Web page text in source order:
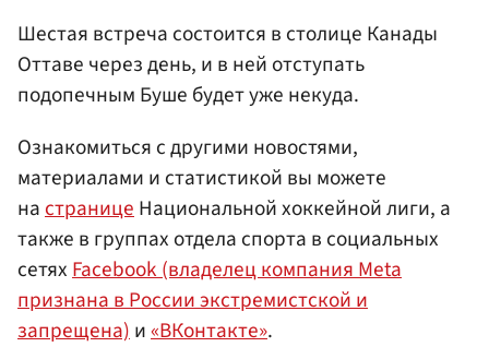
Шестая встреча состоится в столице Канады
Оттаве через день, и в ней отступать
подопечным Буше будет уже некуда.
Ознакомиться с другими новостями,
материалами и статистикой вы можете
настраницеНациональной хоккейной лиги, а
также в группах отдела спорта в социальных
сетяхFacebook (владелец компания Meta
признана в России экстремистской и
запрещена)и«ВКонтакте».